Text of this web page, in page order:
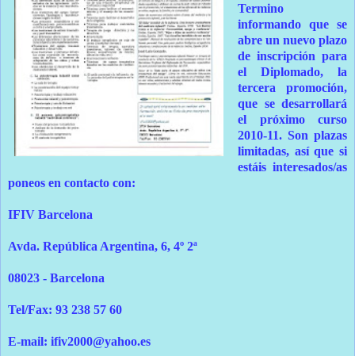
Termino
informando que se
abre un nuevo plazo
de inscripción para
el Diplomado, la
tercera promoción,
que se desarrollará
el próximo curso
2010-11. Son plazas
limitadas, así que si
estáis interesados/as
poneos en contacto con:
IFIV Barcelona
Avda. República Argentina, 6, 4º 2ª
08023 - Barcelona
Tel/Fax: 93 238 57 60
E-mail: ifiv2000@yahoo.es